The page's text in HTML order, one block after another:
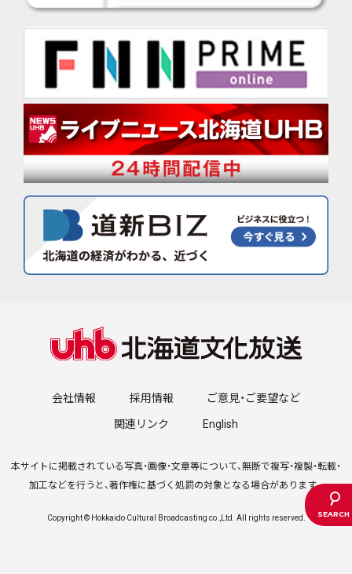
会社情報 採用情報 ご意見・ご要望など
関連リンク English
本サイトに掲載されている写真・画像・文章等について、無断で複写・複製・転載・
加工などを行うと、著作権に基づく処罰の対象となる場合があります。
Copyright © Hokkaido Cultural Broadcasting co.,Ltd. All rights reserved.